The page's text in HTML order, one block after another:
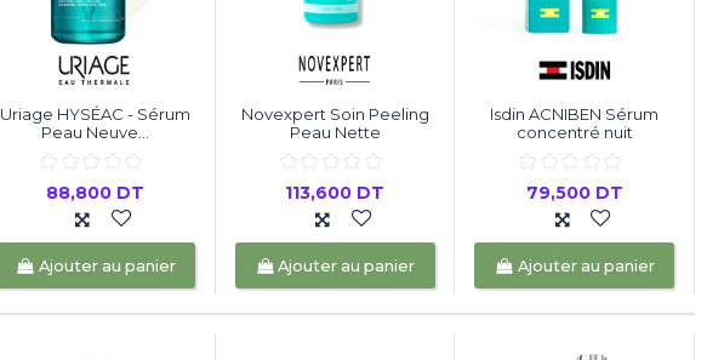
Uriage HYSÉAC - Sérum
Peau Neuve...
88,800 DT
Ajouter au panier
Novexpert Soin Peeling
Peau Nette
113,600 DT
Ajouter au panier
Isdin ACNIBEN Sérum
concentré nuit
79,500 DT
Ajouter au panier